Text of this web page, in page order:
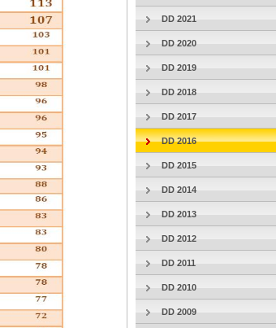
DD 2021
DD 2020
DD 2019
DD 2018
DD 2017
DD 2016
DD 2015
DD 2014
DD 2013
DD 2012
DD 2011
DD 2010
DD 2009